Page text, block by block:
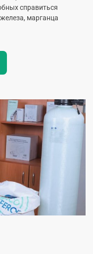
справиться
марганца